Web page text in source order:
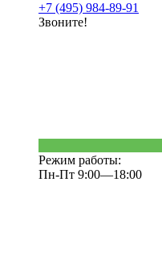
+7 (495) 984-89-91
Звоните!
Режим работы:
Пн-Пт 9:00—18:00